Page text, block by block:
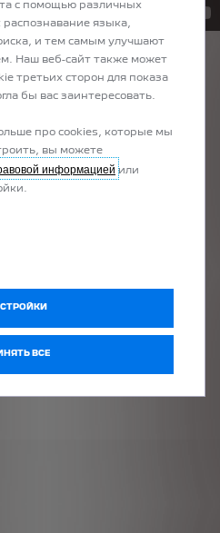
новый автомобиль Peugeot
гарантии
с помощью различных
языка,
и тем самым улучшают
Наш веб-сайт также может
третьих сторон для показа
бы вас заинтересовать.
про cookies, которые мы
вы можете
информацией или
ВСЕ